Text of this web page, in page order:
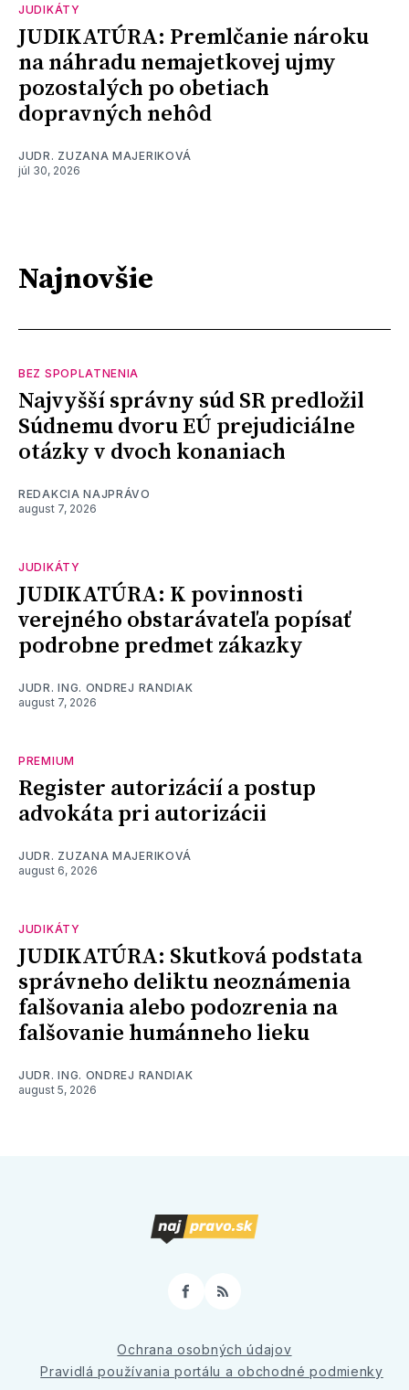
JUDIKÁTY
JUDIKATÚRA: Premlčanie nároku
na náhradu nemajetkovej ujmy
pozostalých po obetiach
dopravných nehôd
JUDR. ZUZANA MAJERIKOVÁ
júl 30, 2026
Najnovšie
BEZ SPOPLATNENIA
Najvyšší správny súd SR predložil
Súdnemu dvoru EÚ prejudiciálne
otázky v dvoch konaniach
REDAKCIA NAJPRÁVO
august 7, 2026
JUDIKÁTY
JUDIKATÚRA: K povinnosti
verejného obstarávateľa popísať
podrobne predmet zákazky
JUDR. ING. ONDREJ RANDIAK
august 7, 2026
PREMIUM
Register autorizácií a postup
advokáta pri autorizácii
JUDR. ZUZANA MAJERIKOVÁ
august 6, 2026
JUDIKÁTY
JUDIKATÚRA: Skutková podstata
správneho deliktu neoznámenia
falšovania alebo podozrenia na
falšovanie humánneho lieku
JUDR. ING. ONDREJ RANDIAK
august 5, 2026
Facebook
RSS
Ochrana osobných údajov
Pravidlá používania portálu a obchodné podmienky